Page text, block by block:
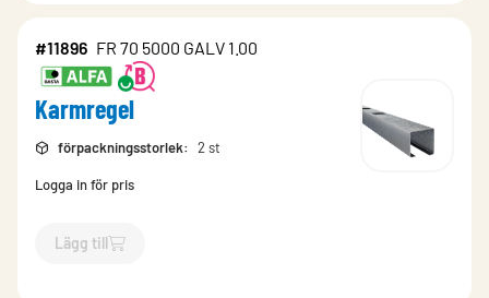
#11896 FR 70 5000 GALV 1.00
Karmregel
förpackningsstorlek: 2 st
Logga in för pris
Lägg till
`$Lägg till